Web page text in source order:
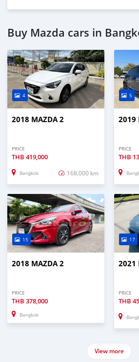
Buy Mazda cars in
4
2018 MAZDA 2
PRICE
THB 419,000
Bangkok 168,000 km
5
2019
PRICE
THB
15
2018 MAZDA 2
PRICE
THB 378,000
Bangkok
17
2021
PRICE
THB
View more